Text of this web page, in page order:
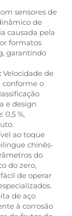
sensores de
de
causada pela
formatos
garantindo
Velocidade de
conforme o
e design
0,5 %,
ao toque
chinês-
do
do zero,
de operar
de aço
à corrosão